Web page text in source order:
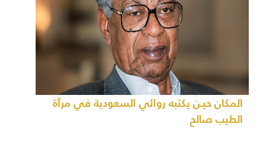
المكان حيـن يكتبه روائي السعودية في مرآة
الطيب صالح